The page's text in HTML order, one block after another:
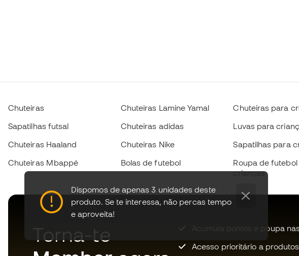
Dispomos de apenas 3 unidades deste
produto. Se te interessa, não percas tempo
e aproveita!
Chuteiras
Sapatilhas futsal
Chuteiras Haaland
Chuteiras Mbappé
Chuteiras Lamine Yamal
Chuteiras adidas
Chuteiras Nike
Bolas de futebol
Chuteiras para
Luvas para
Sapatilhas para
Roupa de futebol
crianças
Torna-te
Acumula pontos e poupa
Acesso prioritário a